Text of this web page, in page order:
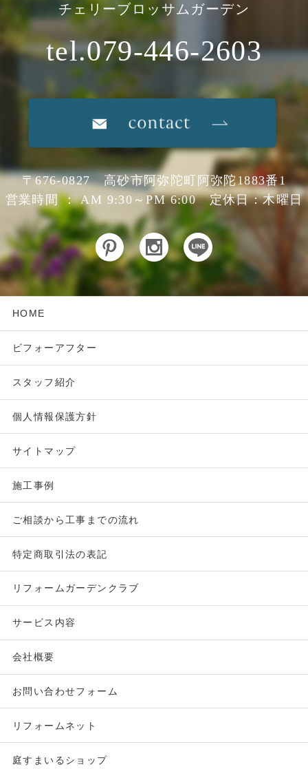
チェリーブロッサムガーデン
tel.079-446-2603
〒676-0827 高砂市阿弥陀町阿弥陀1883番1
営業時間 ： AM 9:30～PM 6:00 定休日：木曜日
HOME
ビフォーアフター
スタッフ紹介
個人情報保護方針
サイトマップ
施工事例
ご相談から工事までの流れ
特定商取引法の表記
リフォームガーデンクラブ
サービス内容
会社概要
お問い合わせフォーム
リフォームネット
庭すまいるショップ